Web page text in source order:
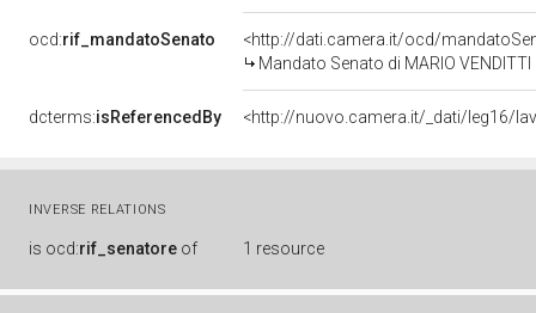
ocd:rif_mandatoSenato
<http://dati.camera.it/ocd/
Mandato Senato di MARIO
dcterms:isReferencedBy
INVERSE RELATIONS
is ocd:rif_senatore of 1 resource